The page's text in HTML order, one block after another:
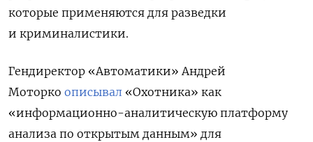
которые применяются для разведки
и криминалистики.
Гендиректор «Автоматики» Андрей
Моторко описывал «Охотника» как
«информационно-аналитическую платформу
анализа по открытым данным» для